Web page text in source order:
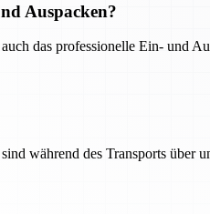
Auspacken?
das professionelle Ein- und
während des Transports über